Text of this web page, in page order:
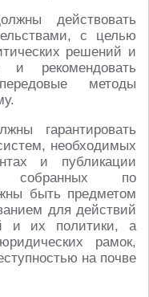
действовать
с целью
решений и
и рекомендовать
методы
гарантировать
необходимых
и публикации
собранных по
быть предметом
для действий
и их политики, а
рамок,
на почве